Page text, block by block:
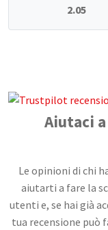
2.05
Aiutaci
Le opinioni di chi
aiutarti a fare la
utenti e, se hai già
tua recensione può